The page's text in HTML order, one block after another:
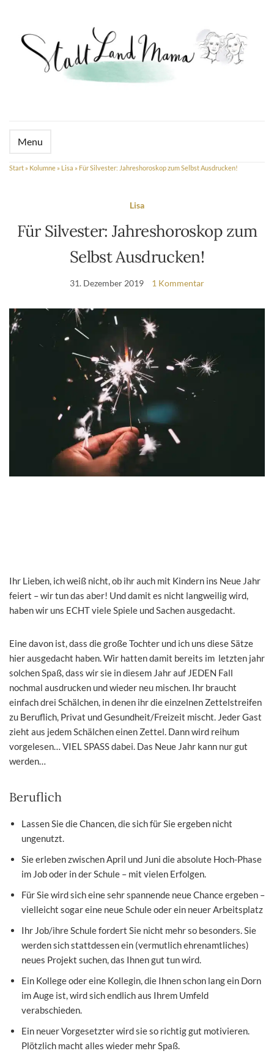
Menu
Start » Kolumne » Lisa » Für Silvester: Jahreshoroskop zum Selbst Ausdrucken!
Lisa
Für Silvester: Jahreshoroskop zum
Selbst Ausdrucken!
31. Dezember 2019 1 Kommentar
Ihr Lieben, ich weiß nicht, ob ihr auch mit Kindern ins Neue Jahr
feiert – wir tun das aber! Und damit es nicht langweilig wird,
haben wir uns ECHT viele Spiele und Sachen ausgedacht.
Eine davon ist, dass die große Tochter und ich uns diese Sätze
hier ausgedacht haben. Wir hatten damit bereits im letzten jahr
solchen Spaß, dass wir sie in diesem Jahr auf JEDEN Fall
nochmal ausdrucken und wieder neu mischen. Ihr braucht
einfach drei Schälchen, in denen ihr die einzelnen Zettelstreifen
zu Beruflich, Privat und Gesundheit/Freizeit mischt. Jeder Gast
zieht aus jedem Schälchen einen Zettel. Dann wird reihum
vorgelesen… VIEL SPASS dabei. Das Neue Jahr kann nur gut
werden…
Beruflich
Lassen Sie die Chancen, die sich für Sie ergeben nicht
ungenutzt.
Sie erleben zwischen April und Juni die absolute Hoch-Phase
im Job oder in der Schule – mit vielen Erfolgen.
Für Sie wird sich eine sehr spannende neue Chance ergeben –
vielleicht sogar eine neue Schule oder ein neuer Arbeitsplatz
Ihr Job/ihre Schule fordert Sie nicht mehr so besonders. Sie
werden sich stattdessen ein (vermutlich ehrenamtliches)
neues Projekt suchen, das Ihnen gut tun wird.
Ein Kollege oder eine Kollegin, die Ihnen schon lang ein Dorn
im Auge ist, wird sich endlich aus Ihrem Umfeld
verabschieden.
Ein neuer Vorgesetzter wird sie so richtig gut motivieren.
Plötzlich macht alles wieder mehr Spaß.